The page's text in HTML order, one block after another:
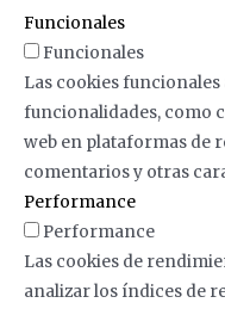
Funcionales
Funcionales
Las cookies
funcionalidades, como
web en plataformas de
comentarios y otras
Performance
Performance
Las cookies de
analizar los índices de